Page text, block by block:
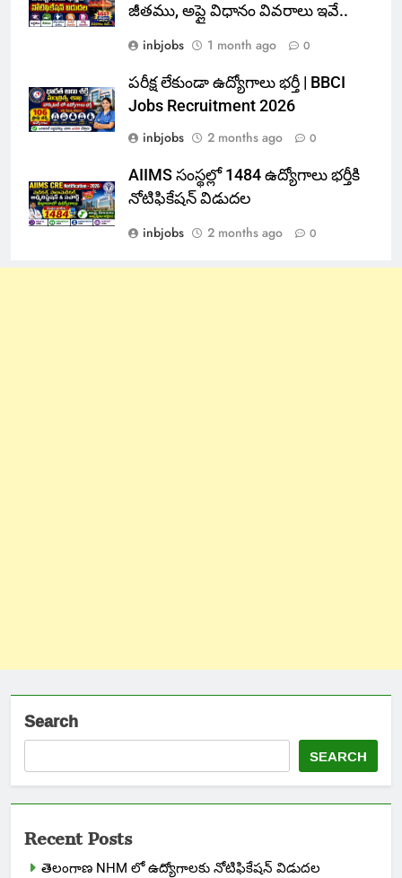
జీతము, అప్లై విధానం వివరాలు ఇవే..
inbjobs
1 month ago 0
పరీక్ష లేకుండా ఉద్యోగాలు భర్తీ | BBCI
Jobs Recruitment 2026
inbjobs
2 months ago 0
AIIMS సంస్థల్లో 1484 ఉద్యోగాలు భర్తీకి
నోటిఫికేషన్ విడుదల
inbjobs
2 months ago 0
Search
SEARCH
Recent Posts
తెలంగాణ NHM లో ఉద్యోగాలకు నోటిఫికేషన్ విడుదల